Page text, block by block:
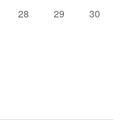
28 29
30